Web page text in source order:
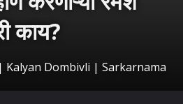
काय?
Kalyan Dombivli | Sarkarnama